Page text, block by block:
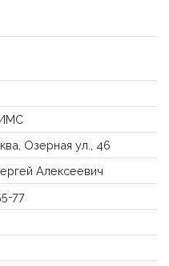
Озерная ул., 46
Алексеевич
77